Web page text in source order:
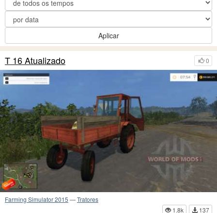
Aplicar
0
T 16 Atualizado
Farming Simulator 2015 —Tratores
1.8k
137